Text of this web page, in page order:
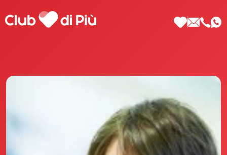
Scopri Club di Più
Le testimonianze Club di Più
La fondatrice Valeria Pilla